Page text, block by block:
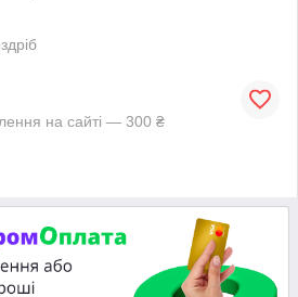
на сайті — 300 ₴